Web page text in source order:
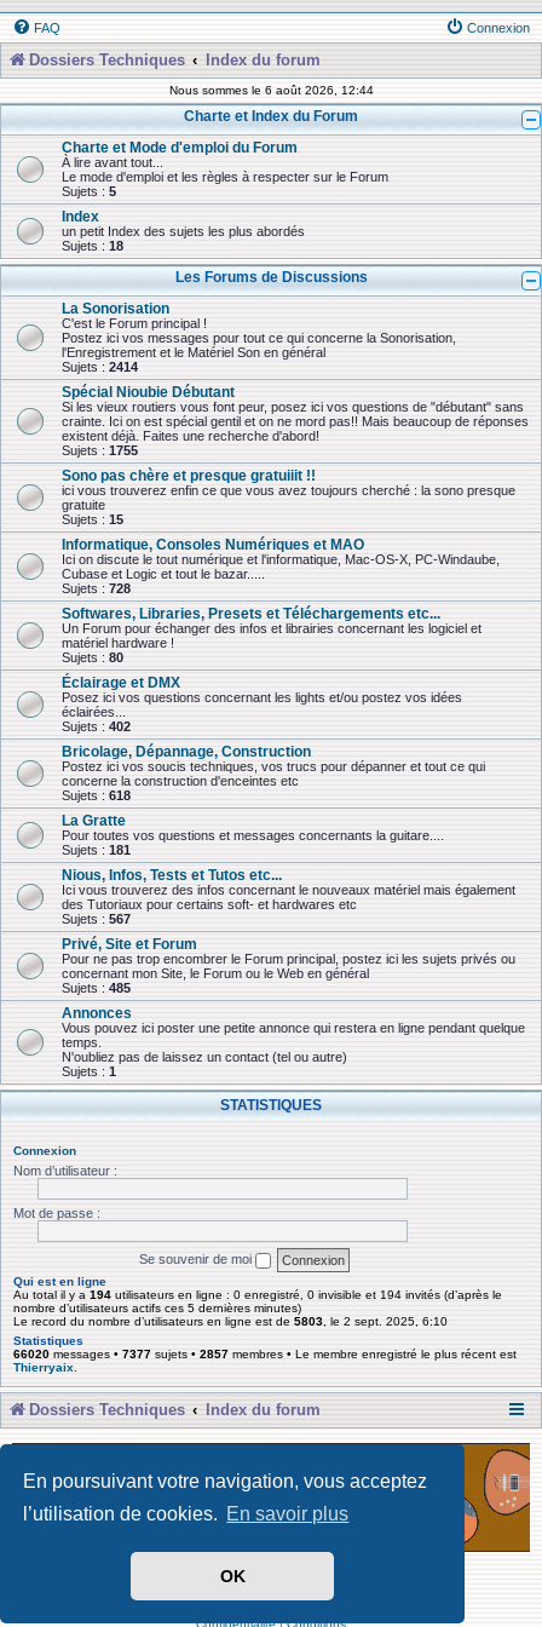
En poursuivant votre navigation, vous acceptez
l’utilisation de cookies. En savoir plus
OK
FAQ Connexion
Dossiers Techniques Index du forum
Nous sommes le 6 août 2026, 12:44
Charte et Index du Forum
Charte et Mode d'emploi du Forum
À lire avant tout...
Le mode d'emploi et les règles à respecter sur le Forum
Sujets : 5
Index
un petit Index des sujets les plus abordés
Sujets : 18
Les Forums de Discussions
La Sonorisation
C'est le Forum principal !
Postez ici vos messages pour tout ce qui concerne la Sonorisation,
l'Enregistrement et le Matériel Son en général
Sujets : 2414
Spécial Nioubie Débutant
Si les vieux routiers vous font peur, posez ici vos questions de "débutant" sans
crainte. Ici on est spécial gentil et on ne mord pas!! Mais beaucoup de réponses
existent déjà. Faites une recherche d'abord!
Sujets : 1755
Sono pas chère et presque gratuiiit !!
ici vous trouverez enfin ce que vous avez toujours cherché : la sono presque
gratuite
Sujets : 15
Informatique, Consoles Numériques et MAO
Ici on discute le tout numérique et l'informatique, Mac-OS-X, PC-Windaube,
Cubase et Logic et tout le bazar.....
Sujets : 728
Softwares, Libraries, Presets et Téléchargements etc...
Un Forum pour échanger des infos et librairies concernant les logiciel et
matériel hardware !
Sujets : 80
Éclairage et DMX
Posez ici vos questions concernant les lights et/ou postez vos idées
éclairées...
Sujets : 402
Bricolage, Dépannage, Construction
Postez ici vos soucis techniques, vos trucs pour dépanner et tout ce qui
concerne la construction d'enceintes etc
Sujets : 618
La Gratte
Pour toutes vos questions et messages concernants la guitare....
Sujets : 181
Nious, Infos, Tests et Tutos etc...
Ici vous trouverez des infos concernant le nouveaux matériel mais également
des Tutoriaux pour certains soft- et hardwares etc
Sujets : 567
Privé, Site et Forum
Pour ne pas trop encombrer le Forum principal, postez ici les sujets privés ou
concernant mon Site, le Forum ou le Web en général
Sujets : 485
Annonces
Vous pouvez ici poster une petite annonce qui restera en ligne pendant quelque
temps.
N'oubliez pas de laissez un contact (tel ou autre)
Sujets : 1
STATISTIQUES
Connexion
Nom d’utilisateur :
Mot de passe :
Se souvenir de moi
Qui est en ligne
Au total il y a 194 utilisateurs en ligne : 0 enregistré, 0 invisible et 194 invités (d’après le
nombre d’utilisateurs actifs ces 5 dernières minutes)
Le record du nombre d’utilisateurs en ligne est de 5803 , le 2 sept. 2025, 6:10
Statistiques
66020 messages • 7377 sujets • 2857 membres • Le membre enregistré le plus récent est
Thierryaix
Dossiers Techniques Index du forum
Développé par Forum Software © phpBB Limited
Traduit par phpBB-fr
Confidentialité|Conditions